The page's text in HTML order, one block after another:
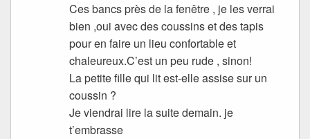
Ces bancs près de la fenêtre , je les verrai
bien ,oui avec des coussins et des tapis
pour en faire un lieu confortable et
chaleureux.C’est un peu rude , sinon!
La petite fille qui lit est-elle assise sur un
coussin ?
Je viendrai lire la suite demain. je
t’embrasse